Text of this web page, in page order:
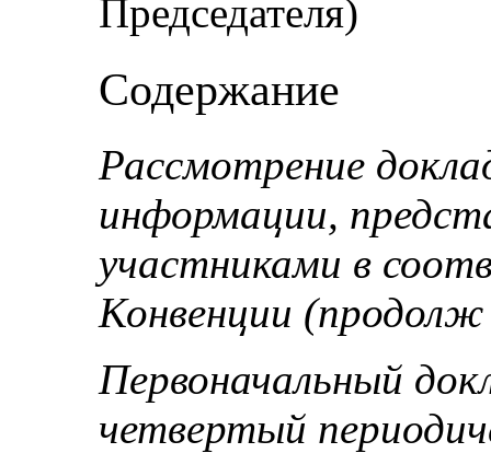
Председателя)
Содержание
Рассмотрение
информации,
участниками в
Конвенции (продолж
Первоначальный
четвертый